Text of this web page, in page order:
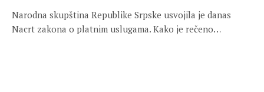
Narodna skupština Republike Srpske usvojila je danas
Nacrt zakona o platnim uslugama. Kako je rečeno…